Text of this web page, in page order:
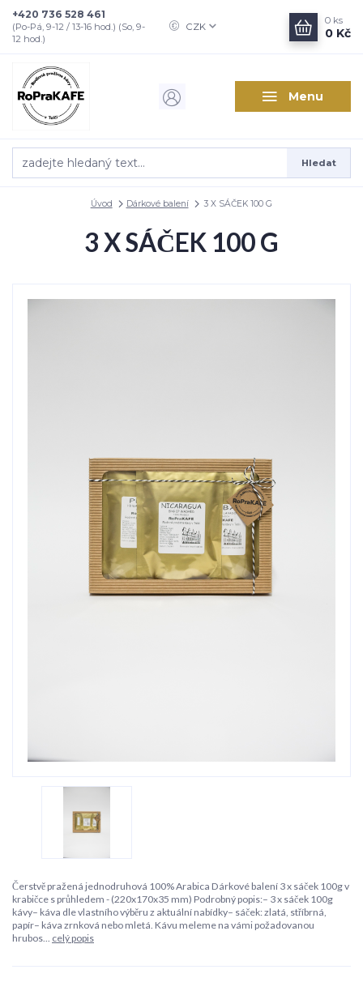
Menu
CZK
Hledat
+420 736 528 461
(Po-Pá, 9-12 / 13-16 hod.) (So, 9-
12 hod.)
0 ks
0 Kč
Úvod Dárkové balení 3 X SÁČEK 100 G
3 X SÁČEK 100 G
Čerstvě pražená jednodruhová 100% Arabica Dárkové balení 3 x sáček 100g v
krabičce s průhledem - (220x170x35 mm) Podrobný popis:– 3 x sáček 100g
kávy– káva dle vlastního výběru z aktuální nabídky– sáček: zlatá, stříbrná,
papír– káva zrnková nebo mletá. Kávu meleme na vámi požadovanou
hrubos... celý popis